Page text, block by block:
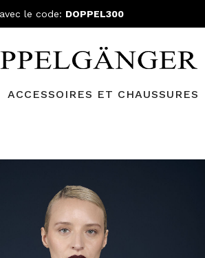
le code: DOPPEL300
ACCESSOIRES ET CHAUSSURES